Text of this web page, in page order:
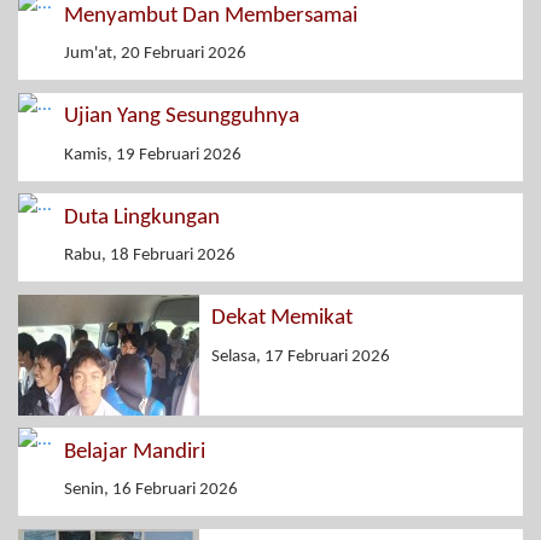
Menyambut Dan Membersamai
Jum'at, 20 Februari 2026
Ujian Yang Sesungguhnya
Kamis, 19 Februari 2026
Duta Lingkungan
Rabu, 18 Februari 2026
Dekat Memikat
Selasa, 17 Februari 2026
Belajar Mandiri
Senin, 16 Februari 2026